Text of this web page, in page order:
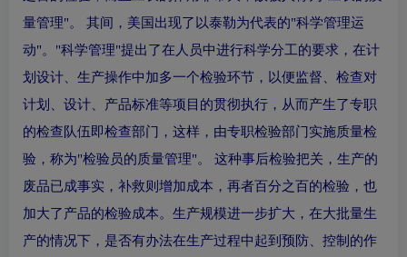
量管理"。 其间，美国出现了以泰勒为代表的"科学管理运
动"。"科学管理"提出了在人员中进行科学分工的要求，在计
划设计、生产操作中加多一个检验环节，以便监督、检查对
计划、设计、产品标准等项目的贯彻执行，从而产生了专职
的检查队伍即检查部门，这样，由专职检验部门实施质量检
验，称为"检验员的质量管理"。 这种事后检验把关，生产的
废品已成事实，补救则增加成本，再者百分之百的检验，也
加大了产品的检验成本。生产规模进一步扩大，在大批量生
产的情况下，是否有办法在生产过程中起到预防、控制的作